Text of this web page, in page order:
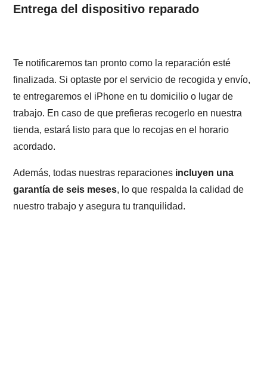
Entrega del dispositivo reparado
Te notificaremos tan pronto como la reparación esté
finalizada. Si optaste por el servicio de recogida y envío,
te entregaremos el iPhone en tu domicilio o lugar de
trabajo. En caso de que prefieras recogerlo en nuestra
tienda, estará listo para que lo recojas en el horario
acordado.
Además, todas nuestras reparaciones incluyen una
garantía de seis meses, lo que respalda la calidad de
nuestro trabajo y asegura tu tranquilidad.